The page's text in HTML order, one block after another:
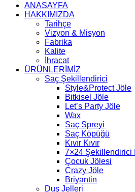
ANASAYFA
HAKKIMIZDA
Tarihçe
Vizyon & Misyon
Fabrika
Kalite
İhracat
ÜRÜNLERİMİZ
Saç Şekillendirici
Style&Protect Jöle
Bitkisel Jöle
Let’s Party Jöle
Wax
Saç Spreyi
Saç Köpüğü
Kıvır Kıvır
7×24 Şekillendirici
Çocuk Jölesi
Crazy Jöle
Briyantin
Duş Jelleri